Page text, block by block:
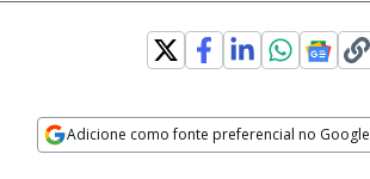
Adicione como fonte preferencial no Google